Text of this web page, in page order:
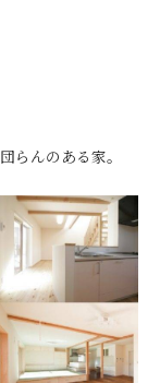
らんのある家。